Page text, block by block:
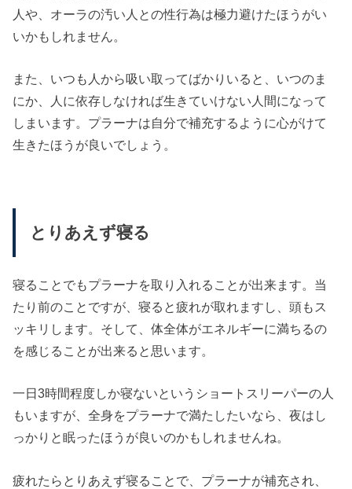
人や、オーラの汚い人との性行為は極力避けたほうがい
いかもしれません。
また、いつも人から吸い取ってばかりいると、いつのま
にか、人に依存しなければ生きていけない人間になって
しまいます。プラーナは自分で補充するように心がけて
生きたほうが良いでしょう。
とりあえず寝る
寝ることでもプラーナを取り入れることが出来ます。当
たり前のことですが、寝ると疲れが取れますし、頭もス
ッキリします。そして、体全体がエネルギーに満ちるの
を感じることが出来ると思います。
一日3時間程度しか寝ないというショートスリーパーの人
もいますが、全身をプラーナで満たしたいなら、夜はし
っかりと眠ったほうが良いのかもしれませんね。
疲れたらとりあえず寝ることで、プラーナが補充され、